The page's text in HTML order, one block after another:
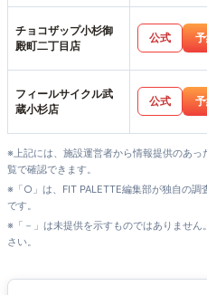
チョコザップ小杉御
殿町二丁目店
公式
フィールサイクル武
蔵小杉店
公式
※上記には、施設運営者から情報提供のあ
覧で確認できます。
※「○」は、FIT PALETTE編集部が独自の調
です。
※「－」は未提供を示すものではありませ
さい。